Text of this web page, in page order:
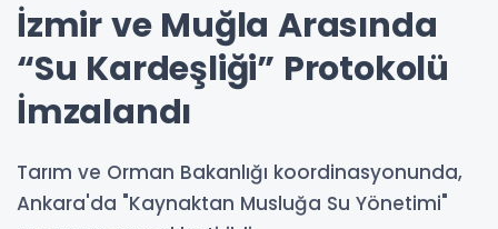
İzmir ve Muğla Arasında
“Su Kardeşliği” Protokolü
İmzalandı
Tarım ve Orman Bakanlığı koordinasyonunda,
Ankara'da "Kaynaktan Musluğa Su Yönetimi"